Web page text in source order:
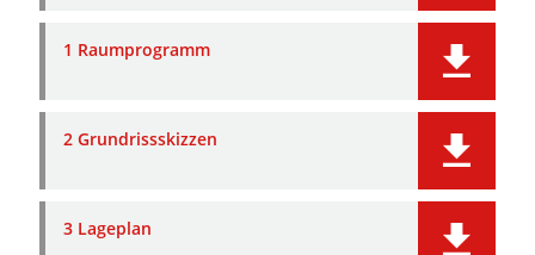
1 Raumprogramm
2 Grundrissskizzen
3 Lageplan